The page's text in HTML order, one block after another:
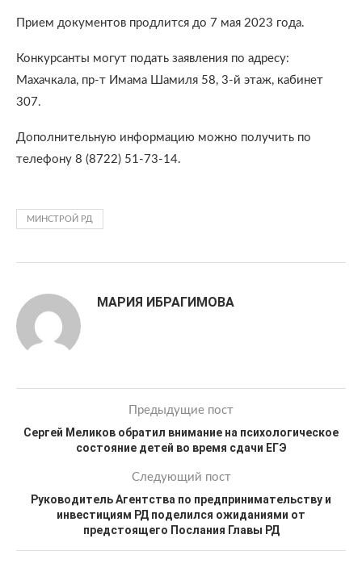
Прием документов продлится до 7 мая 2023 года.
Конкурсанты могут подать заявления по адресу:
Махачкала, пр-т Имама Шамиля 58, 3-й этаж, кабинет
307.
Дополнительную информацию можно получить по
телефону 8 (8722) 51-73-14.
МИНСТРОЙ РД
МАРИЯ ИБРАГИМОВА
Предыдущие пост
Сергей Меликов обратил внимание на психологическое
состояние детей во время сдачи ЕГЭ
Следующий пост
Руководитель Агентства по предпринимательству и
инвестициям РД поделился ожиданиями от
предстоящего Послания Главы РД